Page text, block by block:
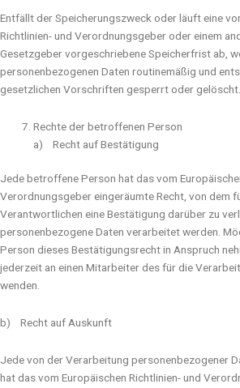
Entfällt der Speicherungszweck oder läuft eine
Richtlinien- und Verordnungsgeber oder einem
Gesetzgeber vorgeschriebene Speicherfrist ab,
personenbezogenen Daten routinemäßig und
gesetzlichen Vorschriften gesperrt oder gelöscht.
Rechte der betroffenen Person
a) Recht auf Bestätigung
Jede betroffene Person hat das vom
Verordnungsgeber eingeräumte Recht, von dem
Verantwortlichen eine Bestätigung darüber zu
personenbezogene Daten verarbeitet werden.
Person dieses Bestätigungsrecht in Anspruch
jederzeit an einen Mitarbeiter des für die
wenden.
b) Recht auf Auskunft
Jede von der Verarbeitung personenbezogener
hat das vom Europäischen Richtlinien- und